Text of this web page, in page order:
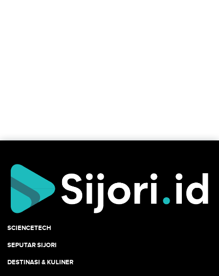
SCIENCETECH
SEPUTAR SIJORI
DESTINASI & KULINER